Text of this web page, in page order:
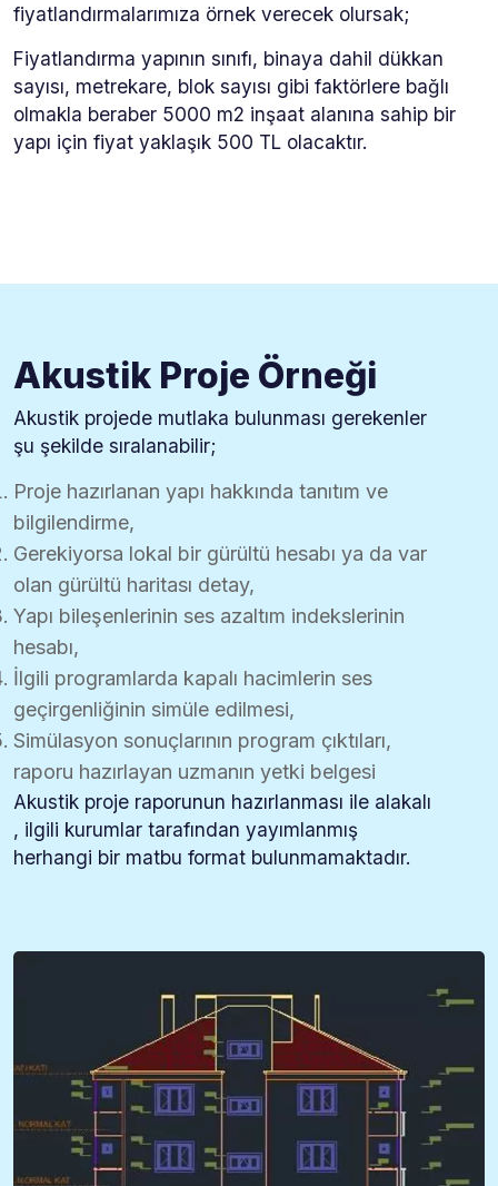
fiyatlandırmalarımıza örnek verecek olursak;
Fiyatlandırma yapının sınıfı, binaya dahil dükkan
sayısı, metrekare, blok sayısı gibi faktörlere bağlı
olmakla beraber 5000 m2 inşaat alanına sahip bir
yapı için fiyat yaklaşık 500 TL olacaktır.
Akustik Proje Örneği
Akustik projede mutlaka bulunması gerekenler
şu şekilde sıralanabilir;
Proje hazırlanan yapı hakkında tanıtım ve
bilgilendirme,
Gerekiyorsa lokal bir gürültü hesabı ya da var
olan gürültü haritası detay,
Yapı bileşenlerinin ses azaltım indekslerinin
hesabı,
İlgili programlarda kapalı hacimlerin ses
geçirgenliğinin simüle edilmesi,
Simülasyon sonuçlarının program çıktıları,
raporu hazırlayan uzmanın yetki belgesi
Akustik proje raporunun hazırlanması ile alakalı
, ilgili kurumlar tarafından yayımlanmış
herhangi bir matbu format bulunmamaktadır.